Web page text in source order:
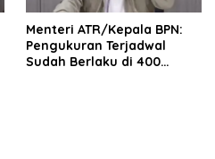
Menteri ATR/Kepala BPN:
Pengukuran Terjadwal
Sudah Berlaku di 400